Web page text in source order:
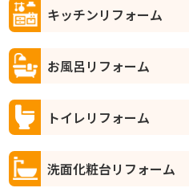
キッチンリフォーム
お風呂リフォーム
トイレリフォーム
洗面化粧台リフォーム